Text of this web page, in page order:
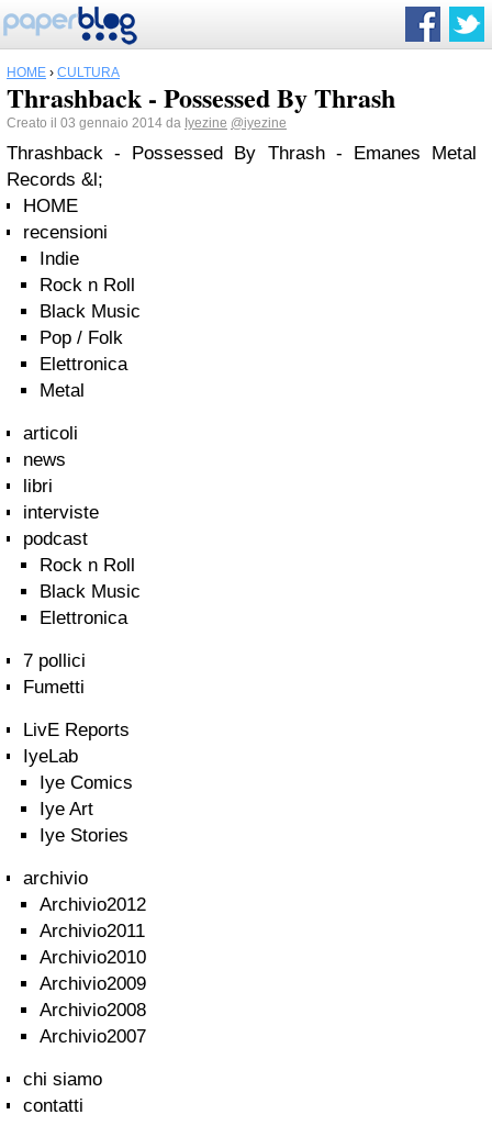
HOME › CULTURA
Thrashback - Possessed By Thrash
Creato il 03 gennaio 2014 da Iyezine @iyezine
Thrashback - Possessed By Thrash - Emanes Metal
Records &l;
HOME
recensioni
Indie
Rock n Roll
Black Music
Pop / Folk
Elettronica
Metal
articoli
news
libri
interviste
podcast
Rock n Roll
Black Music
Elettronica
7 pollici
Fumetti
LivE Reports
IyeLab
Iye Comics
Iye Art
Iye Stories
archivio
Archivio2012
Archivio2011
Archivio2010
Archivio2009
Archivio2008
Archivio2007
chi siamo
contatti